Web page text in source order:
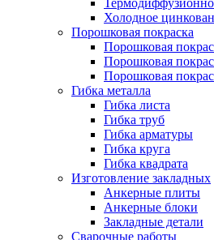
Холодное
Порошковая покраска
Порошковая
Порошковая
Порошковая
Гибка металла
Гибка листа
Гибка труб
Гибка арматуры
Гибка круга
Гибка квадрата
Изготовление закладных
Анкерные плиты
Анкерные блоки
Закладные детали
Сварочные работы